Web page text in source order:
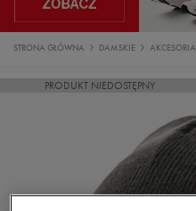
STRONA GŁÓWNA DAMSKIE AKCESORIA
PRODUKT NIEDOSTĘPNY